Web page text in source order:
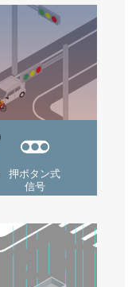
押ボタン式
信号